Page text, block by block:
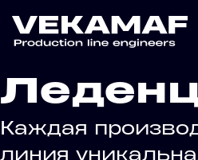
Каждая
линия